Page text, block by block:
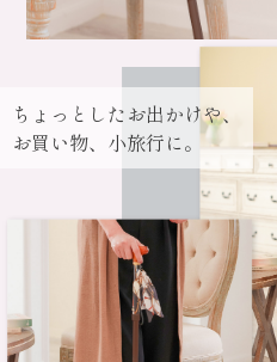
ちょっとしたお出かけや、
お買い物、小旅行に。